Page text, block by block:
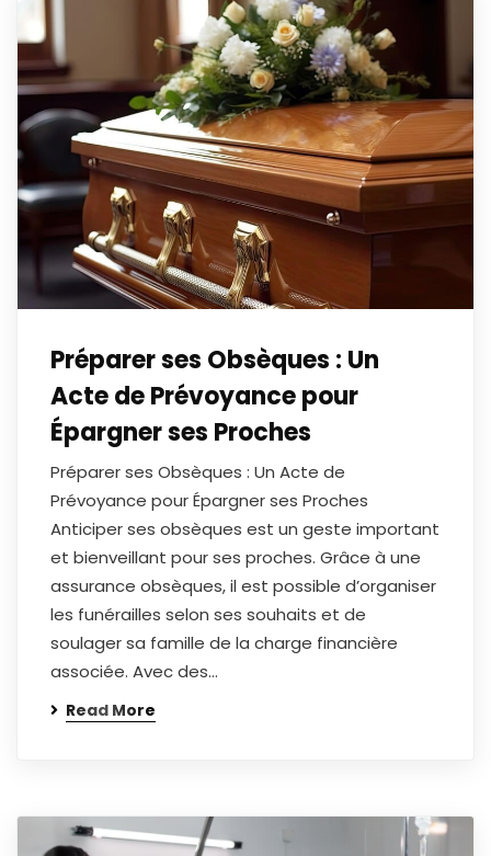
Préparer ses Obsèques : Un
Acte de Prévoyance pour
Épargner ses Proches
Préparer ses Obsèques : Un Acte de
Prévoyance pour Épargner ses Proches
Anticiper ses obsèques est un geste important
et bienveillant pour ses proches. Grâce à une
assurance obsèques, il est possible d’organiser
les funérailles selon ses souhaits et de
soulager sa famille de la charge financière
associée. Avec des…
Read More